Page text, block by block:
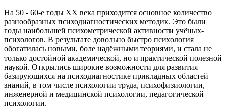
На 50 - 60-е годы XX века приходится основное количество
разнообразных психодиагностических методик. Это были
годы наибольшей психометрической активности учёных-
психологов. В результате довольно быстро психология
обогатилась новыми, боле надёжными теориями, и стала не
только достойной академической, но и практической полезной
наукой. Открылись широкие возможности для развития
базирующихся на психодиагностике прикладных областей
знаний, в том числе психологии труда, психофизиологии,
инженерной и медицинской психологии, педагогической
психологии.